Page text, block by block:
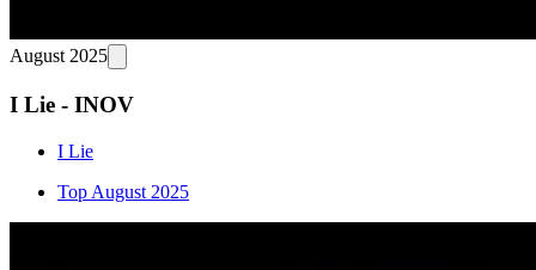
August 2025
I Lie - INOV
I Lie
Top August 2025